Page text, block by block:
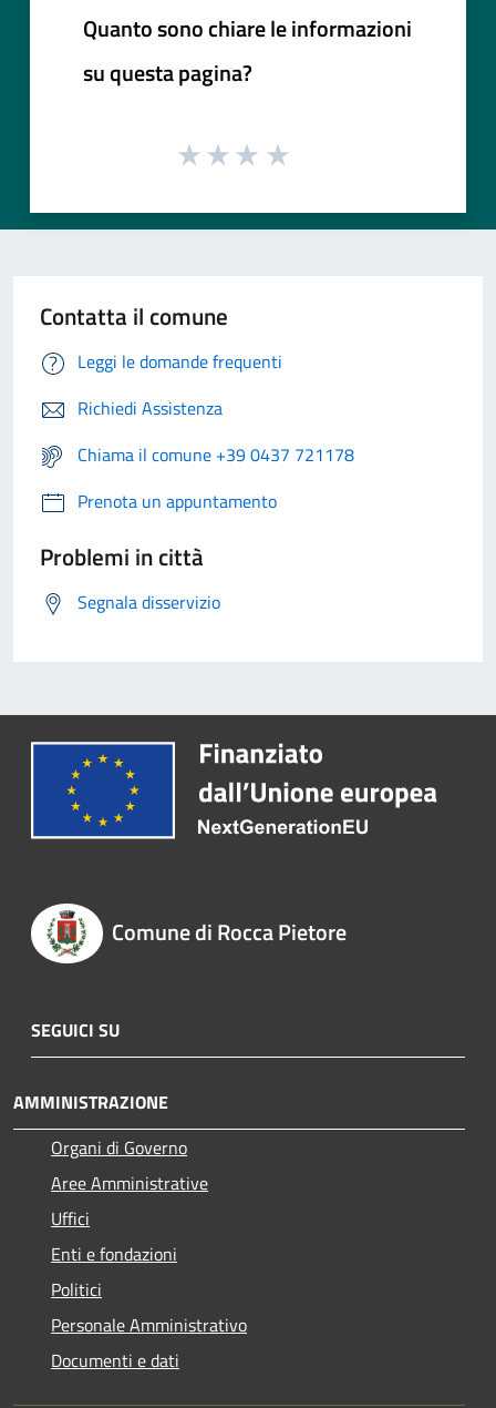
Quanto sono chiare le informazioni
su questa pagina?
Contatta il comune
Leggi le domande frequenti
Richiedi Assistenza
Chiama il comune +39 0437 721178
Prenota un appuntamento
Problemi in città
Segnala disservizio
Comune di Rocca Pietore
SEGUICI SU
AMMINISTRAZIONE
Organi di Governo
Aree Amministrative
Uffici
Enti e fondazioni
Politici
Personale Amministrativo
Documenti e dati